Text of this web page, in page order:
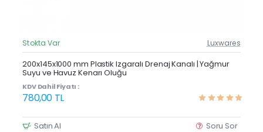
Güncel Fiyat
Çok Satan
Stokta Var Luxwares
200x145x1000 mm Plastik Izgaralı Drenaj Kanalı | Yağmur
Suyu ve Havuz Kenarı Oluğu
KDV Dahil Fiyatı :
780,00 TL
Satın Al Soru Sor